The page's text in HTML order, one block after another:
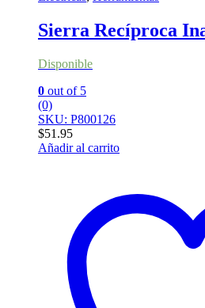
Sierra Recíproca
Disponible
0 out of 5
(0)
SKU: P800126
$51.95
Añadir al carrito